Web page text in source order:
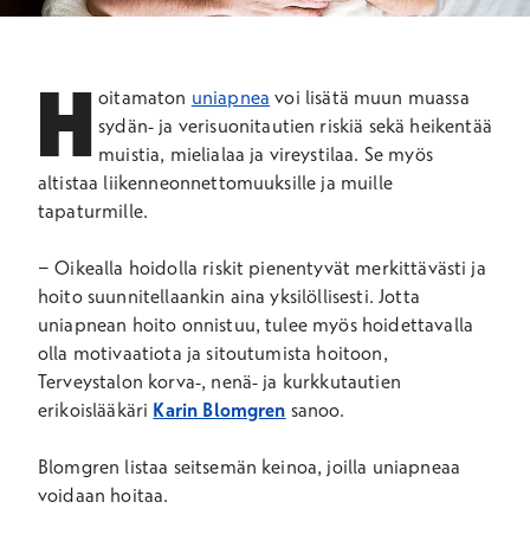
H oitamaton uniapnea voi lisätä muun muassa
sydän- ja verisuonitautien riskiä sekä heikentää
muistia, mielialaa ja vireystilaa. Se myös
altistaa liikenneonnettomuuksille ja muille
tapaturmille.
− Oikealla hoidolla riskit pienentyvät merkittävästi ja
hoito suunnitellaankin aina yksilöllisesti. Jotta
uniapnean hoito onnistuu, tulee myös hoidettavalla
olla motivaatiota ja sitoutumista hoitoon,
Terveystalon korva-, nenä- ja kurkkutautien
erikoislääkäri Karin Blomgren sanoo.
Blomgren listaa seitsemän keinoa, joilla uniapneaa
voidaan hoitaa.